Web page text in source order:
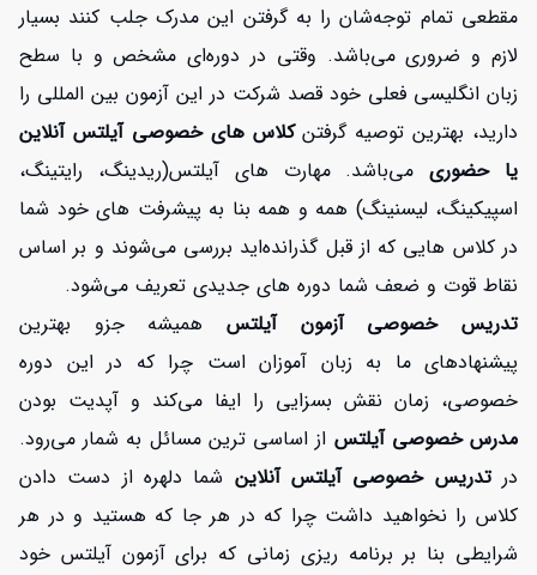
مقطعی تمام توجه‌شان را به گرفتن این مدرک جلب کنند بسیار
لازم و ضروری می‌باشد. وقتی در دوره‌ای مشخص و با سطح
زبان انگلیسی فعلی خود قصد شرکت در این آزمون بین المللی را
دارید، بهترین توصیه گرفتنکلاس های خصوصی آیلتس آنلاین
یا حضوریمی‌باشد. مهارت های آیلتس(ریدینگ، رایتینگ،
اسپیکینگ، لیسنینگ) همه و همه بنا به پیشرفت های خود شما
در کلاس هایی که از قبل گذرانده‌اید بررسی می‌شوند و بر اساس
نقاط قوت و ضعف شما دوره های جدیدی تعریف می‌شود.
تدریس خصوصی آزمون آیلتس همیشه جزو بهترین
پیشنهادهای ما به زبان آموزان است چرا که در این دوره
خصوصی، زمان نقش بسزایی را ایفا می‌کند و آپدیت بودن
مدرس خصوصی آیلتس از اساسی ترین مسائل به شمار می‌رود.
درتدریس خصوصی آیلتس آنلاین شما دلهره از دست دادن
کلاس را نخواهید داشت چرا که در هر جا که هستید و در هر
شرایطی بنا بر برنامه ریزی زمانی که برای آزمون آیلتس خود